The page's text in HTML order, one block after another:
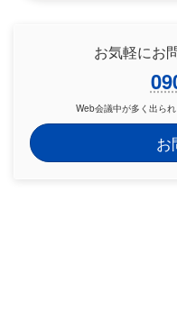
お気軽にお
Web会議中が多く出ら
お